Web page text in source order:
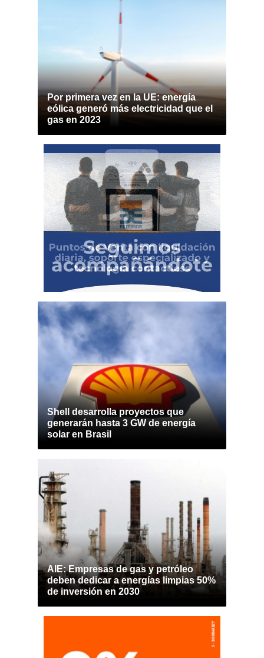
Por primera vez en la UE: energía
eólica generó más electricidad que el
gas en 2023
Shell desarrolla proyectos que
generarán hasta 3 GW de energía
solar en Brasil
AIE: Empresas de gas y petróleo
deben dedicar a energías limpias 50%
de inversión en 2030